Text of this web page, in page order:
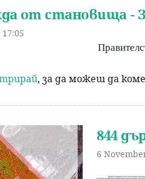
от становища -
, за да можеш да
844
6